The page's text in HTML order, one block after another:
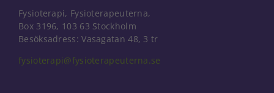
Fysioterapi, Fysioterapeuterna,
Box 3196, 103 63 Stockholm
Besöksadress: Vasagatan 48, 3 tr
fysioterapi@fysioterapeuterna.se